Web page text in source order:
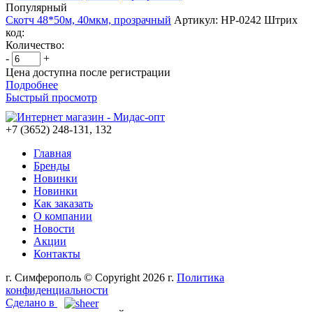
Популярный
Скотч 48*50м, 40мкм, прозрачный Артикул: НР-0242 Штрих
код:
Количество:
-
+
Цена доступна после регистрации
Подробнее
Быстрый просмотр
+7 (3652) 248-131, 132
Главная
Бренды
Новинки
Новинки
Как заказать
О компании
Новости
Акции
Контакты
г. Симферополь © Copyright 2026 г. Политика
конфиденциальности
Сделано в